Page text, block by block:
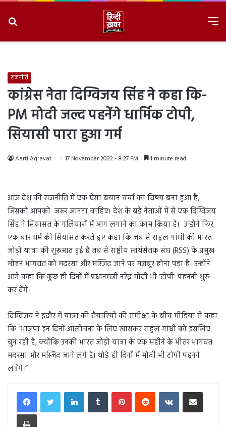
राजनीति
कांग्रेस नेता दिग्विजय सिंह ने कहा कि-
PM मोदी जल्द पहनेंगे धार्मिक टोपी,
सियासी पारा हुआ गर्म
Aarti Agravat 17 November 2022 - 8:27 PM 1 minute read
आज देश की राजनीति में एक ऐसा बयान चर्चा का विषय बना हुआ है,
जिसको आपको जरूर जानना चाहिए। देश के बड़े नेताओं में से एक दिग्विजय
सिंह ने सियासत के गलियारों में आग लगाने का काम किया है। उन्होंने फिर
एक बार धर्म की सियासत करते हुए कहा कि जब से राहुल गांधी की भारत
जोड़ो यात्रा की शुरूआत हुई है तब से राष्ट्रीय स्वयंसेवक संघ (RSS) के प्रमुख
मोहन भागवत को मदरसा और मस्जिद जाने पर मजबूर होना पड़ा है। उन्होंने
आगे कहा कि कुछ ही दिनों में प्रधानमंत्री नरेंद्र मोदी भी ‘टोपी’ पहननी शुरू
कर देंगे।
दिग्विजय ने इंदौर में यात्रा की तैयारियों की समीक्षा के बीच मीडिया से कहा
कि “भाजपा इन दिनों आलोचना के लिए खासकर राहुल गांधी को इसलिए
चुन रही है, क्योंकि उनकी भारत जोड़ो यात्रा के एक महीने के भीतर भागवत
मदरसा और मस्जिद जाने लगे हैं। थोड़े ही दिनों में मोदी भी टोपी पहनने
लगेंगे।”
LinkedInTumblr PinterestReddit VKontakteShare via Email
Print